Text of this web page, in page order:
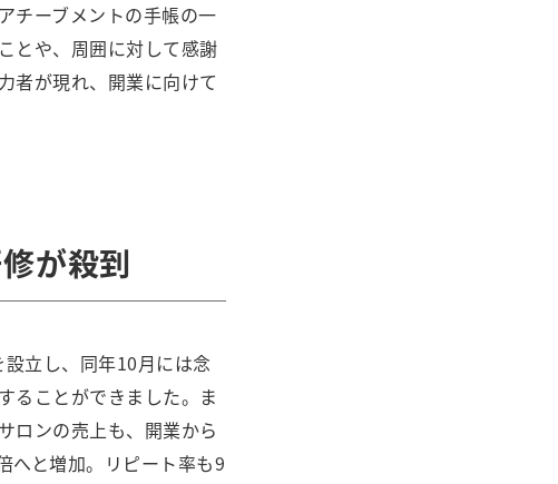
チーブメントの手帳の一
とや、周囲に対して感謝
者が現れ、開業に向けて
が殺到
立し、同年10月には念
ることができました。ま
ロンの売上も、開業から
へと増加。リピート率も9